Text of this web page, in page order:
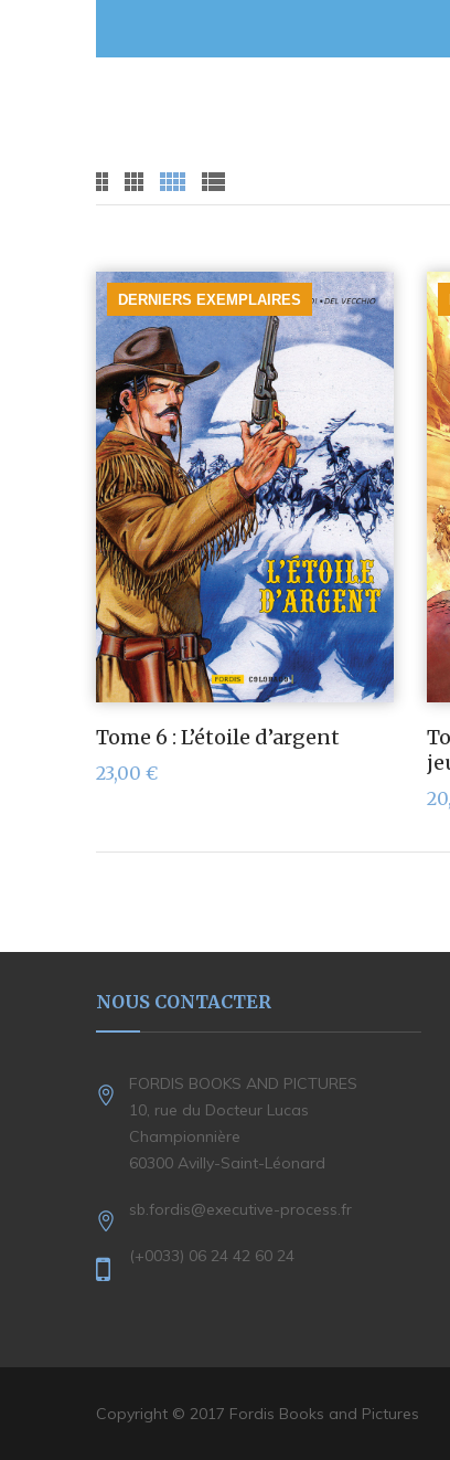
DERNIERS EXEMPLAIRES
Tome 6 : L’étoile d’argent
23,00 €
NOUS CONTACTER
FORDIS BOOKS AND PICTURES
10, rue du Docteur Lucas
Championnière
60300 Avilly-Saint-Léonard
sb.fordis@executive-process.fr
(+0033) 06 24 42 60 24
Copyright © 2017 Fordis Books and Pictures